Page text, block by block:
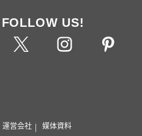
FOLLOW US!
運営会社 媒体資料